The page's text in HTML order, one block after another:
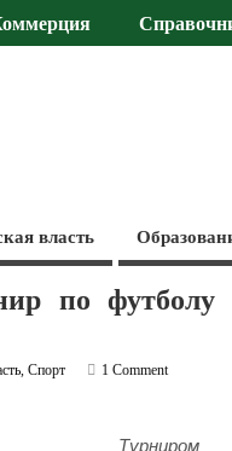
власть
по
,Спорт
1 Comment